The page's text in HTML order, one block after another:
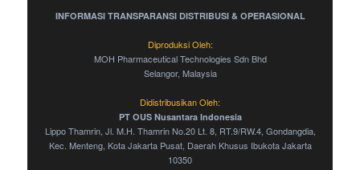
INFORMASI TRANSPARANSI DISTRIBUSI & OPERASIONAL
Diproduksi Oleh:
MOH Pharmaceutical Technologies Sdn Bhd
Selangor, Malaysia
Didistribusikan Oleh:
PT OUS Nusantara Indonesia
Lippo Thamrin, Jl. M.H. Thamrin No.20 Lt. 8, RT.9/RW.4, Gondangdia,
Kec. Menteng, Kota Jakarta Pusat, Daerah Khusus Ibukota Jakarta
10350